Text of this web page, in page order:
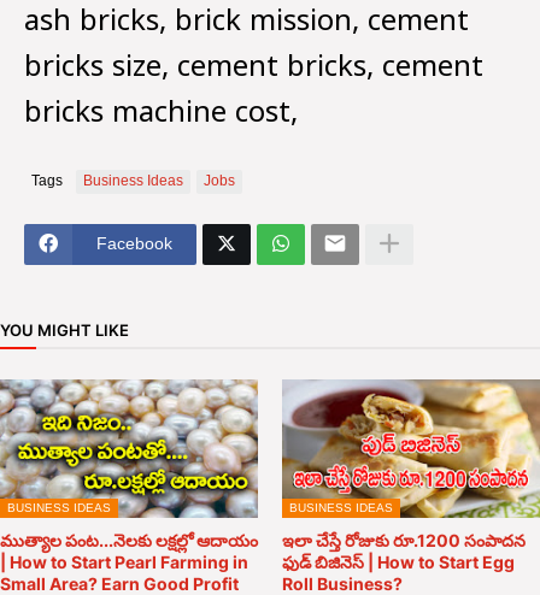
ash bricks, brick mission, cement
bricks size, cement bricks, cement
bricks machine cost,
Tags Business Ideas Jobs
Facebook
YOU MIGHT LIKE
BUSINESS IDEAS
ముత్యాల పంట...నెలకు లక్షల్లో ఆదాయం
| How to Start Pearl Farming in
Small Area? Earn Good Profit
BUSINESS IDEAS
ఇలా చేస్తే రోజుకు రూ.1200 సంపాదన
ఫుడ్ బిజినెస్ | How to Start Egg
Roll Business?